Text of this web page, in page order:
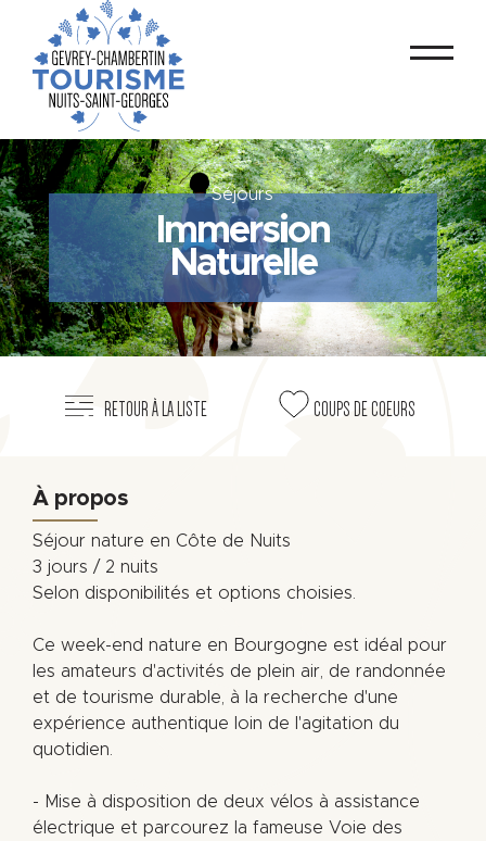
Séjours
Immersion
Naturelle
RETOUR À LA LISTE COUPS DE COEURS
À propos
Séjour nature en Côte de Nuits
3 jours / 2 nuits
Selon disponibilités et options choisies.
Ce week-end nature en Bourgogne est idéal pour
les amateurs d'activités de plein air, de randonnée
et de tourisme durable, à la recherche d'une
expérience authentique loin de l'agitation du
quotidien.
- Mise à disposition de deux vélos à assistance
électrique et parcourez la fameuse Voie des